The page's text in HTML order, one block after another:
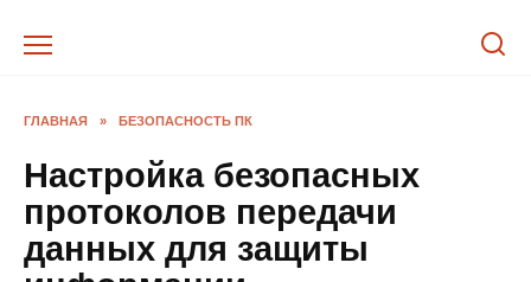
ГЛАВНАЯ » БЕЗОПАСНОСТЬ ПК
Настройка безопасных
протоколов передачи
данных для защиты